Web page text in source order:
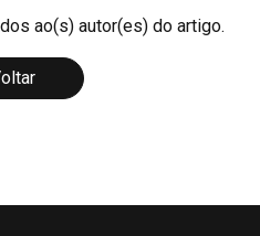
ao(s) autor(es) do artigo.